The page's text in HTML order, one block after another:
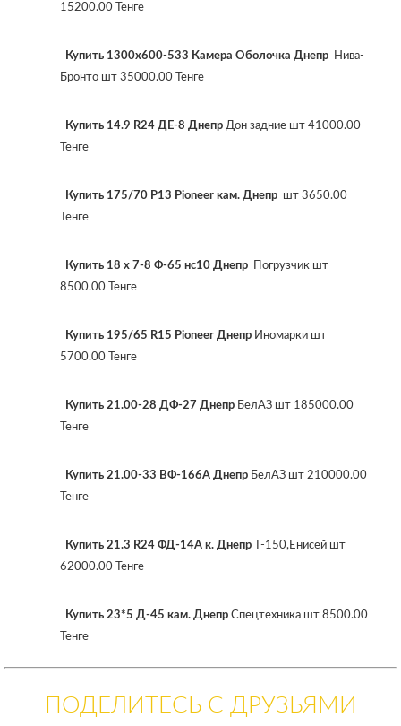
15200.00 Тенге
Купить 1300х600-533 Камера Оболочка Днепр
Нива-
Бронто шт 35000.00 Тенге
Купить 14.9 R24 ДЕ-8 Днепр Дон задние шт 41000.00
Тенге
Купить 175/70 P13 Pioneer кам. Днепр шт 3650.00
Тенге
Купить 18 х 7-8 Ф-65 нс10 Днепр
Погрузчик шт
8500.00 Тенге
Купить 195/65 R15 Pioneer Днепр Иномарки шт
5700.00 Тенге
Купить 21.00-28 ДФ-27 Днепр БелАЗ шт 185000.00
Тенге
Купить 21.00-33 ВФ-166А Днепр БелАЗ шт 210000.00
Тенге
Купить 21.3 R24 ФД-14А к. Днепр Т-150,Енисей шт
62000.00 Тенге
Купить 23*5 Д-45 кам. Днепр Спецтехника шт 8500.00
Тенге
ПОДЕЛИТЕСЬ С ДРУЗЬЯМИ